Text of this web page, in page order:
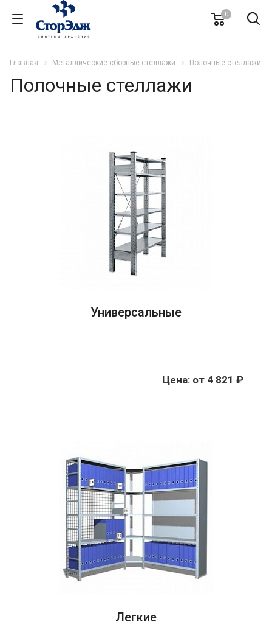
0
Главная Металлические сборные стеллажи Полочные стеллажи
Полочные стеллажи
Универсальные
Цена: от 4 821 ₽
Легкие